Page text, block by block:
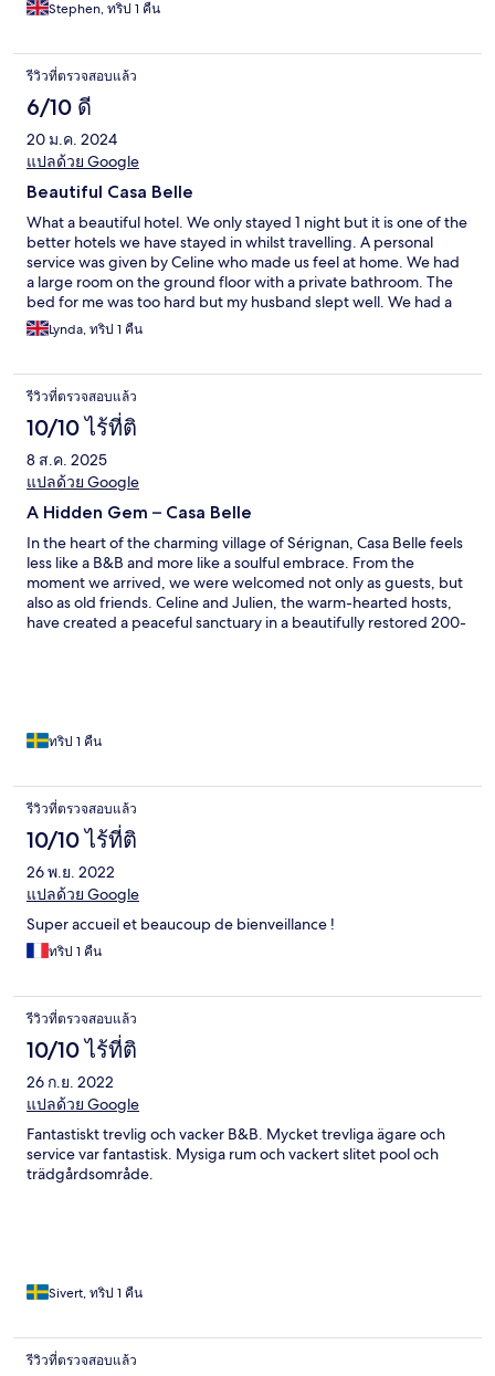
payment for doing the laundry. Very helpful when it came to
on the terrace overlooking the pool. Highly, highly
reccomended.
Stephen, ทริป 1 คืน
รีวิวที่ตรวจสอบแล้ว
6/10 ดี
20 ม.ค. 2024
แปลด้วย Google
Beautiful Casa Belle
What a beautiful hotel. We only stayed 1 night but it is one of the
better hotels we have stayed in whilst travelling. A personal
service was given by Celine who made us feel at home. We had
a large room on the ground floor with a private bathroom. The
bed for me was too hard but my husband slept well. We had a
lovely continental breakfast which included home made things.
We will come back in the summer so we can visit the lovely
swimming pool and gardens. Thank you so much ❤️ xx
Lynda, ทริป 1 คืน
รีวิวที่ตรวจสอบแล้ว
10/10 ไร้ที่ติ
8 ส.ค. 2025
แปลด้วย Google
A Hidden Gem – Casa Belle
In the heart of the charming village of Sérignan, Casa Belle feels
less like a B&B and more like a soulful embrace. From the
moment we arrived, we were welcomed not only as guests, but
also as old friends. Celine and Julien, the warm-hearted hosts,
have created a peaceful sanctuary in a beautifully restored 200-
jams, croissants, and coffee — accompanied by real
Belle redefines luxury — not through extravagance, but
through sincerity, soul, and human connection. Thank you,
Celine and Julien, for a rare and heartfelt stay. 🙏❤️ Monica&Ola
ทริป 1 คืน
รีวิวที่ตรวจสอบแล้ว
10/10 ไร้ที่ติ
26 พ.ย. 2022
แปลด้วย Google
Super accueil et beaucoup de bienveillance !
ทริป 1 คืน
รีวิวที่ตรวจสอบแล้ว
10/10 ไร้ที่ติ
26 ก.ย. 2022
แปลด้วย Google
Fantastiskt trevlig och vacker B&B. Mycket trevliga ägare och
service var fantastisk. Mysiga rum och vackert slitet pool och
trädgårdsområde.
Sivert, ทริป 1 คืน
รีวิวที่ตรวจสอบแล้ว